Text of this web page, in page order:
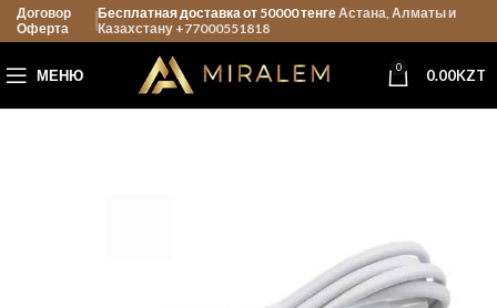
Договор
Оферта
Бесплатная доставка от 50000 тенгеАстана, Алматы и
Казахстану +77000551818
МЕНЮ 0 0.00KZT